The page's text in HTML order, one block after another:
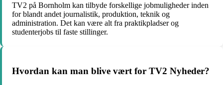
TV2 på Bornholm kan tilbyde forskellige jobmuligheder inden
for blandt andet journalistik, produktion, teknik og
administration. Det kan være alt fra praktikpladser og
studenterjobs til faste stillinger.
Hvordan kan man blive vært for TV2 Nyheder?